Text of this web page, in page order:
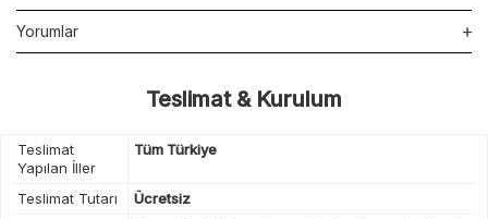
Yorumlar
Teslimat & Kurulum
Teslimat
Yapılan İller
Tüm Türkiye
Teslimat Tutarı
Ücretsiz